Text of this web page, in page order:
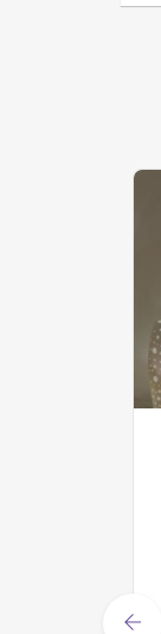
Nido es un
oficios
se
amor por
se crean con